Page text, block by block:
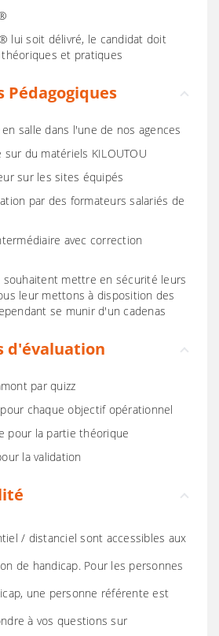
lui soit délivré, le candidat doit
et pratiques
Pédagogiques
salle dans l'une de nos agences
du matériels KILOUTOU
sur les sites équipés
par des formateurs salariés de
avec correction
souhaitent mettre en sécurité leurs
leur mettons à disposition des
se munir d'un cadenas
d'évaluation
par quizz
chaque objectif opérationnel
pour la partie théorique
la validation
/ distanciel sont accessibles aux
de handicap. Pour les personnes
une personne référente est
à vos questions sur